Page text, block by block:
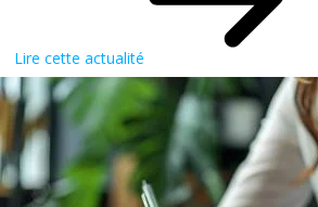
Lire cette actualité